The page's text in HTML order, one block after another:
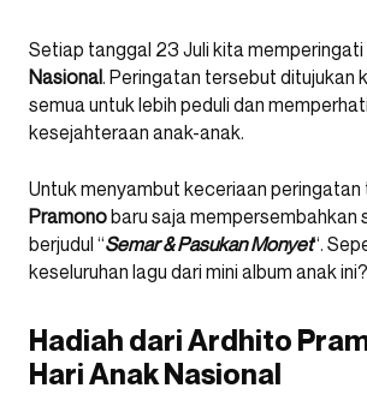
Setiap tanggal 23 Juli kita memperingati
Nasional. Peringatan tersebut ditujukan
semua untuk lebih peduli dan
kesejahteraan anak-anak.
Untuk menyambut keceriaan peringatan
Pramonobaru saja mempersembahkan
berjudul “Semar & Pasukan Monyet“.
keseluruhan lagu dari mini album anak ini?
Hadiah dari Ardhito
Hari Anak Nasional